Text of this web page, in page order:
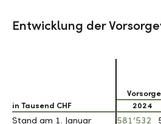
Entwicklung der
in Tausend CHF
2024
Stand am 1. Januar 581’532
in Tausend CHF
Stand am 1. Januar